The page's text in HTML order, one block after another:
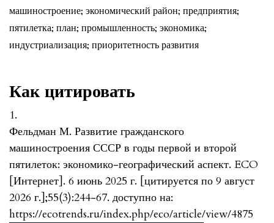
машиностроение; экономический район; предприятия;
пятилетка; план; промышленность; экономика;
индустриализация; приоритетность развития
Как цитировать
1.
Фельдман М. Развитие гражданского
машиностроения СССР в годы первой и второй
пятилеток: экономико-географический аспект. ECO
[Интернет]. 6 июнь 2025 г. [цитируется по 9 август
2026 г.];55(3):244-67. доступно на:
https://ecotrends.ru/index.php/eco/article/view/4875